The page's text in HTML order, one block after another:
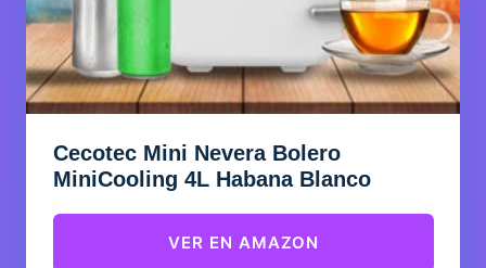
Cecotec Mini Nevera Bolero
MiniCooling 4L Habana Blanco
VER EN AMAZON